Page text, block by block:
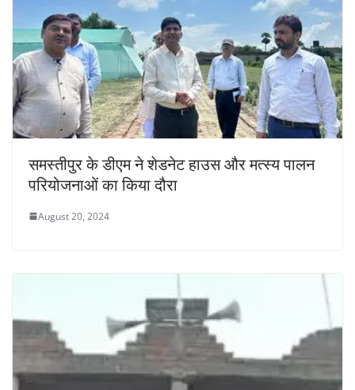
समस्तीपुर के डीएम ने शेडनेट हाउस और मत्स्य पालन
परियोजनाओं का किया दौरा
August 20, 2024